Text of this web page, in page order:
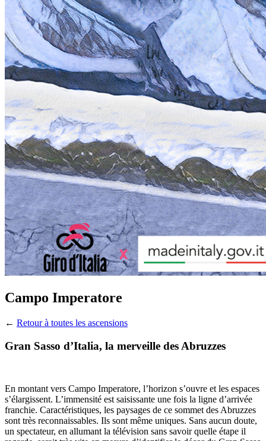
Campo Imperatore
← Retour à toutes les ascensions
Gran Sasso d’Italia, la merveille des Abruzzes
En montant vers Campo Imperatore, l’horizon s’ouvre et les espaces
s’élargissent. L’immensité est saisissante une fois la ligne d’arrivée
franchie. Caractéristiques, les paysages de ce sommet des Abruzzes
sont très reconnaissables. Ils sont même uniques. Sans aucun doute,
un spectateur, en allumant la télévision sans savoir quelle étape il